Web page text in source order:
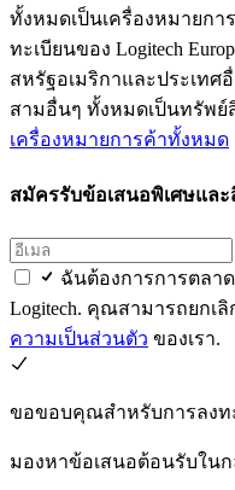
ทั้งหมดเป็นเครื่องหมายกา
ทะเบียนของ Logitech
สหรัฐอเมริกาและประเท
สามอื่นๆ ทั้งหมดเป็นทรัพย์
เครื่องหมายการค้าทั้งหมด
สมัครรับข้อเสนอพิเศษแล
ฉันต้องการการตลา
Logitech. คุณสามารถยกเ
ความเป็นส่วนตัว ของเรา.
ขอขอบคุณสำหรับการลงท
มองหาข้อเสนอต้อนรับใน